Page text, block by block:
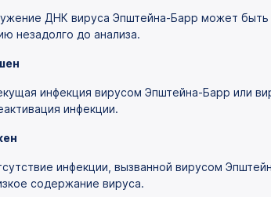
ДНК вируса Эпштейна-Барр может быть
незадолго до анализа.
инфекция вирусом Эпштейна-Барр или
инфекции.
инфекции, вызванной вирусом
содержание вируса.